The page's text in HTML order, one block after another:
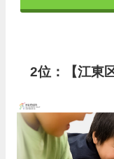
2位：【江東